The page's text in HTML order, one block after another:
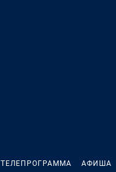
ТЕЛЕПРОГРАММА АФИША